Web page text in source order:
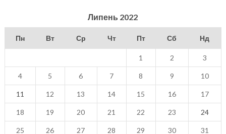
Липень 2022
Пн Вт Ср Чт Пт Сб Нд
1 2 3
4 5 6 7 8 9 10
11 12 13 14 15 16 17
18 19 20 21 22 23 24
25 26 27 28 29 30 31